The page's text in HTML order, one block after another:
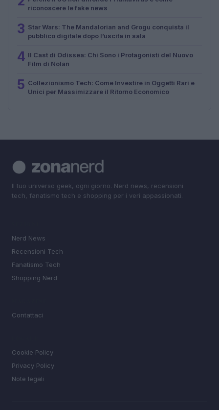
riconoscere le fake news
3 Star Wars: The Mandalorian and Grogu conquista il
pubblico digitale dopo l’uscita in sala
4 Il Cast di Odissea: Chi Sono i Protagonisti del Nuovo
Film di Nolan
5 Collezionismo Tech: Come Investire in Oggetti Rari e
Unici per Massimizzare il Ritorno Economico
Il tuo universo geek, ogni giorno. Nerd news, recensioni
tech, fanatismo tech e shopping per i veri appassionati.
Nerd News
Recensioni Tech
Fanatismo Tech
Shopping Nerd
Contattaci
Cookie Policy
Privacy Policy
Note legali